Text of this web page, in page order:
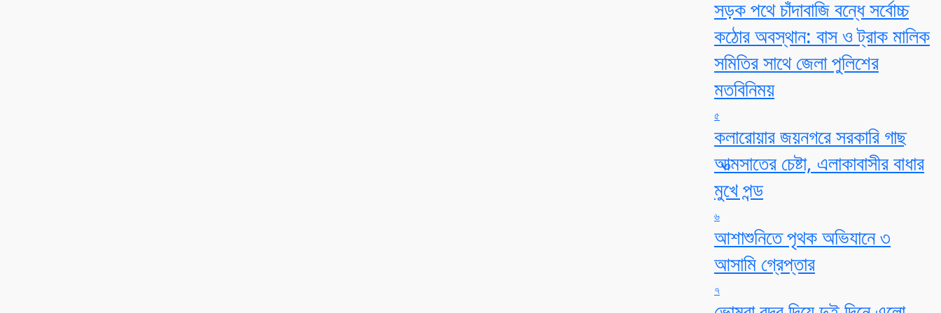
সড়ক পথে চাঁদাবাজি বন্ধে সর্বোচ্চ
কঠোর অবস্থান: বাস ও ট্রাক মালিক
সমিতির সাথে জেলা পুলিশের
মতবিনিময়
৫
কলারোয়ার জয়নগরে সরকারি গাছ
আত্মসাতের চেষ্টা, এলাকাবাসীর বাধার
মুখে পন্ড
৬
আশাশুনিতে পৃথক অভিযানে ৩
আসামি গ্রেপ্তার
৭